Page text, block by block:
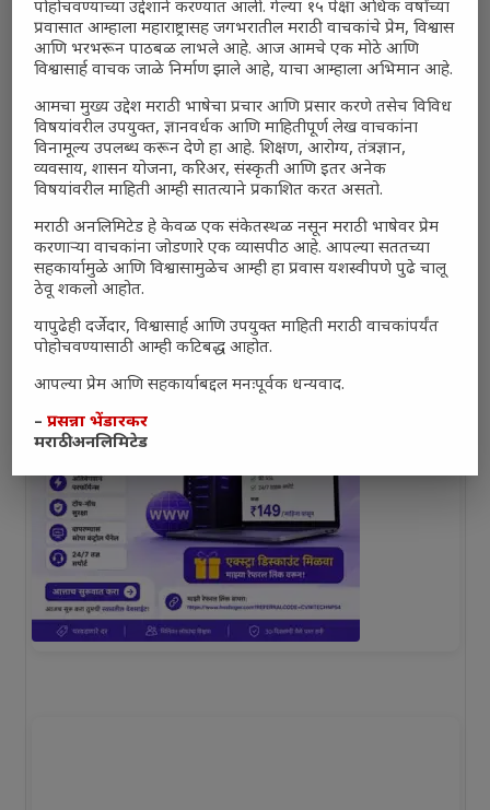
तरुणांच्या मनात नेमकं काय चाललंय?
यश आणि आत्मविश्वास: स्वप्नांना वास्तवात बदलण्याची शक्ती
महाराष्ट्रातील बदलत्या हवामानाचा शेतीवर वाढता परिणाम:
शेतकऱ्यांसमोरील नवीन आव्हाने आणि संधी
महाराष्ट्र आणि संपूर्ण भारतातील शेतकऱ्यांना मान्सूनचे महत्त्व
‘कॉकरोच जनता पार्टी’ची वेबसाईट अचानक डाउन; सोशल मीडियावर
चर्चांना उधाण
सार्वजनिक नोंद: पेमेंट डिफॉल्ट प्रकरण – Kris Ankem [FFME]
धावपळीच्या जीवनात शांततेचा शोध – Meditation का आवश्यक
आहे?
पोहोचवण्याच्या उद्देशाने करण्यात आली. गेल्या १५ पेक्षा अधिक वर्षांच्या
प्रवासात आम्हाला महाराष्ट्रासह जगभरातील मराठी वाचकांचे प्रेम, विश्वास
आणि भरभरून पाठबळ लाभले आहे. आज आमचे एक मोठे आणि
विश्वासार्ह वाचक जाळे निर्माण झाले आहे, याचा आम्हाला अभिमान आहे.
आमचा मुख्य उद्देश मराठी भाषेचा प्रचार आणि प्रसार करणे तसेच विविध
विषयांवरील उपयुक्त, ज्ञानवर्धक आणि माहितीपूर्ण लेख वाचकांना
विनामूल्य उपलब्ध करून देणे हा आहे. शिक्षण, आरोग्य, तंत्रज्ञान,
व्यवसाय, शासन योजना, करिअर, संस्कृती आणि इतर अनेक
विषयांवरील माहिती आम्ही सातत्याने प्रकाशित करत असतो.
मराठी अनलिमिटेड हे केवळ एक संकेतस्थळ नसून मराठी भाषेवर प्रेम
करणाऱ्या वाचकांना जोडणारे एक व्यासपीठ आहे. आपल्या सततच्या
सहकार्यामुळे आणि विश्वासामुळेच आम्ही हा प्रवास यशस्वीपणे पुढे चालू
ठेवू शकलो आहोत.
यापुढेही दर्जेदार, विश्वासार्ह आणि उपयुक्त माहिती मराठी वाचकांपर्यंत
पोहोचवण्यासाठी आम्ही कटिबद्ध आहोत.
आपल्या प्रेम आणि सहकार्याबद्दल मनःपूर्वक धन्यवाद.
–प्रसन्ना भेंडारकर
मराठी अनलिमिटेड